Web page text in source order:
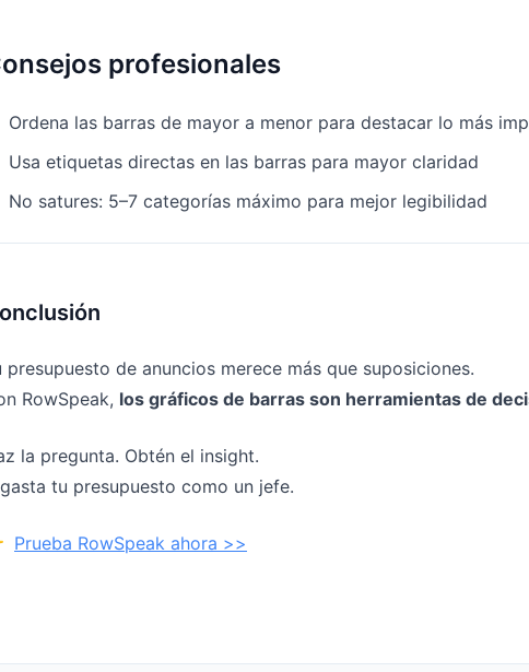
profesionales
Ordena las barras de mayor a menor para destacar lo más
Usa etiquetas directas en las barras para mayor claridad
No satures: 5–7 categorías máximo para mejor legibilidad
presupuesto de anuncios merece más que suposiciones.
RowSpeak, los gráficos de barras son herramientas de
la pregunta. Obtén el insight.
tu presupuesto como un jefe.
Prueba RowSpeak ahora >>